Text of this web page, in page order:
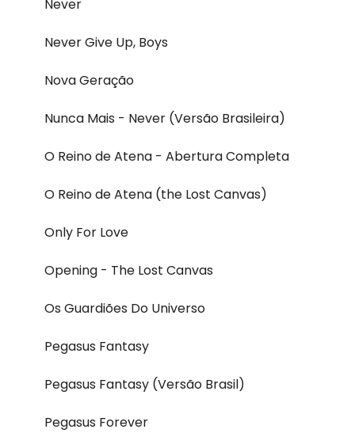
Never
Never Give Up, Boys
Nova Geração
Nunca Mais - Never (Versão Brasileira)
O Reino de Atena - Abertura Completa
O Reino de Atena (the Lost Canvas)
Only For Love
Opening - The Lost Canvas
Os Guardiões Do Universo
Pegasus Fantasy
Pegasus Fantasy (Versão Brasil)
Pegasus Forever